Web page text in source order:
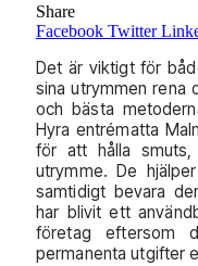
Share
Facebook Twitter
Det är viktigt för
sina utrymmen rena
och bästa
Hyra entrématta
för att hålla
utrymme. De
samtidigt bevara
har blivit ett
företag eftersom
permanenta utgifter